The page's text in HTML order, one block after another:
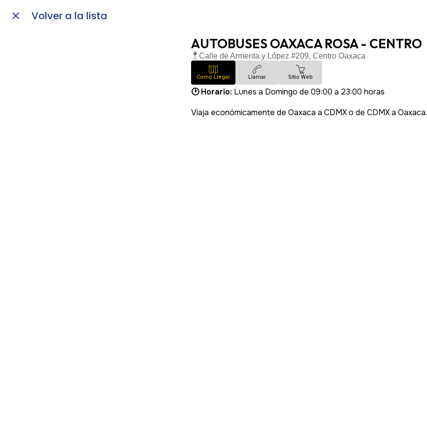
Volver a la lista
AUTOBUSES OAXACA ROSA - CENTRO
Calle de Armenta y López #209, Centro Oaxaca
Como Llegar Llamar Sitio Web
🕑 Horario: Lunes a Domingo de 09:00 a 23:00 horas
Viaja económicamente de Oaxaca a CDMX o de CDMX a Oaxaca.